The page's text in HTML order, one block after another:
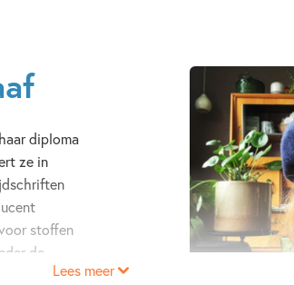
diploma
ze in
stoffen
de
naamLees meer